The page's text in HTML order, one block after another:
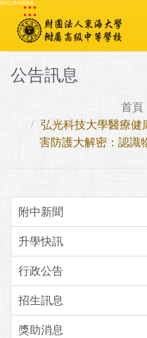
跳到主要內容區塊
:::
公告訊息
首頁
弘光科技大學醫療健
害防護大解密：認識
附中新聞
升學快訊
行政公告
招生訊息
獎助消息